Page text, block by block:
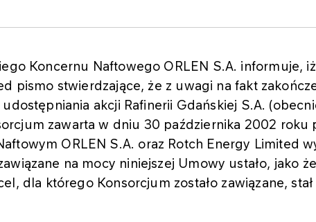
Koncernu Naftowego ORLEN S.A. informuje,
pismo stwierdzające, że z uwagi na fakt
akcji Rafinerii Gdańskiej S.A.
zawarta w dniu 30 października 2002 roku
ORLEN S.A. oraz Rotch Energy Limited
na mocy niniejszej Umowy ustało, jako
dla którego Konsorcjum zostało zawiązane,